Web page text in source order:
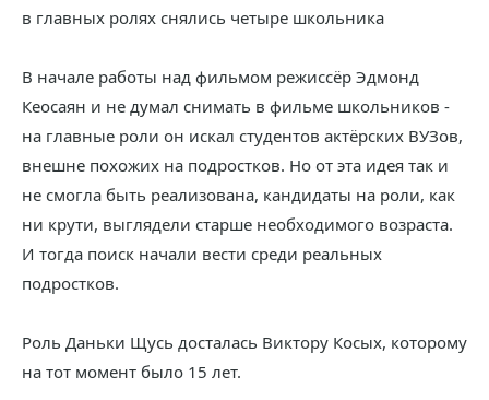
в главных ролях снялись четыре школьника
В начале работы над фильмом режиссёр Эдмонд
Кеосаян и не думал снимать в фильме школьников -
на главные роли он искал студентов актёрских ВУЗов,
внешне похожих на подростков. Но от эта идея так и
не смогла быть реализована, кандидаты на роли, как
ни крути, выглядели старше необходимого возраста.
И тогда поиск начали вести среди реальных
подростков.
Роль Даньки Щусь досталась Виктору Косых, которому
на тот момент было 15 лет.